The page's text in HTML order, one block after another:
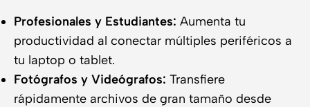
Profesionales y Estudiantes: Aumenta tu
productividad al conectar múltiples periféricos a
tu laptop o tablet.
Fotógrafos y Videógrafos: Transfiere
rápidamente archivos de gran tamaño desde